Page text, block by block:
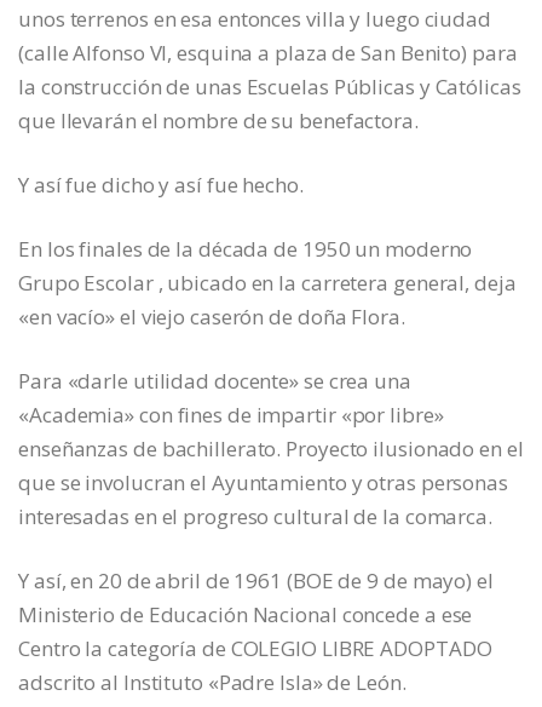
unos terrenos en esa entonces villa y luego ciudad
(calle Alfonso VI, esquina a plaza de San Benito) para
la construcción de unas Escuelas Públicas y Católicas
que llevarán el nombre de su benefactora.
Y así fue dicho y así fue hecho.
En los finales de la década de 1950 un moderno
Grupo Escolar , ubicado en la carretera general, deja
«en vacío» el viejo caserón de doña Flora.
Para «darle utilidad docente» se crea una
«Academia» con fines de impartir «por libre»
enseñanzas de bachillerato. Proyecto ilusionado en el
que se involucran el Ayuntamiento y otras personas
interesadas en el progreso cultural de la comarca.
Y así, en 20 de abril de 1961 (BOE de 9 de mayo) el
Ministerio de Educación Nacional concede a ese
Centro la categoría de COLEGIO LIBRE ADOPTADO
adscrito al Instituto «Padre Isla» de León.